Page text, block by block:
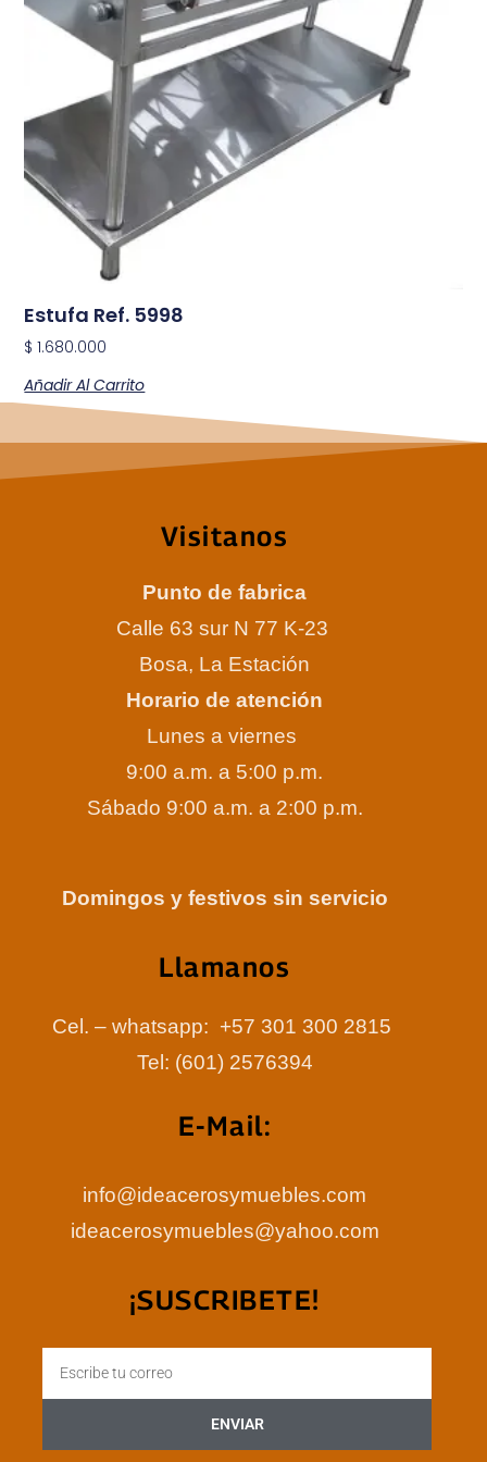
Estufa Ref. 5998
$ 1.680.000
Añadir Al Carrito
Visitanos
Punto de fabrica
Calle 63 sur N 77 K-23
Bosa, La Estación
Horario de atención
Lunes a viernes
9:00 a.m. a 5:00 p.m.
Sábado 9:00 a.m. a 2:00 p.m.
Domingos y festivos sin servicio
Llamanos
Cel. – whatsapp: +57 301 300 2815
Tel: (601) 2576394
E-Mail:
info@ideacerosymuebles.com
ideacerosymuebles@yahoo.com
¡SUSCRIBETE!
ENVIAR